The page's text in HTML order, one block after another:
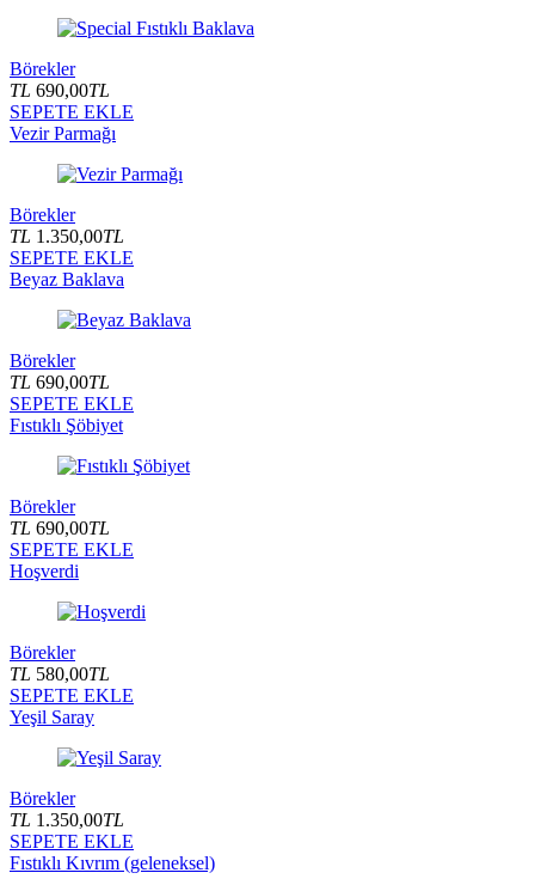
Börekler
TL 690,00TL
SEPETE EKLE
Vezir Parmağı
Börekler
TL 1.350,00TL
SEPETE EKLE
Beyaz Baklava
Börekler
TL 690,00TL
SEPETE EKLE
Fıstıklı Şöbiyet
Börekler
TL 690,00TL
SEPETE EKLE
Hoşverdi
Börekler
TL 580,00TL
SEPETE EKLE
Yeşil Saray
Börekler
TL 1.350,00TL
SEPETE EKLE
Fıstıklı Kıvrım (geleneksel)